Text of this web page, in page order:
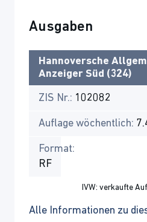
Ausgaben
Hannoversche
Anzeiger Süd (324)
ZIS Nr.: 102082
Auflage wöchentlich:
Format:
RF
IVW: verkaufte
Alle Informationen zu